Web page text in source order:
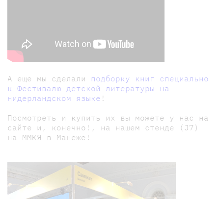
А еще мы сделали подборку книг специально
к Фестивалю детской литературы на
нидерландском языке !
Посмотреть и купить их вы можете у нас на
сайте и, конечно!, на нашем стенде (J7)
на ММКЯ в Манеже!